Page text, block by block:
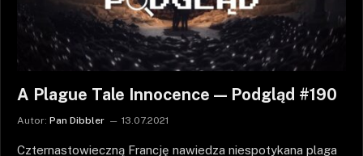
A Plague Tale Innocence — Podgląd #190
Autor: Pan Dibbler 13.07.2021
Czternastowieczną Francję nawiedza niespotykana plaga